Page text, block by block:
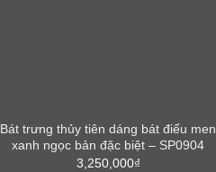
Bát trưng thủy tiên dáng bát điếu men
xanh ngọc bản đặc biệt – SP0904
3,250,000₫